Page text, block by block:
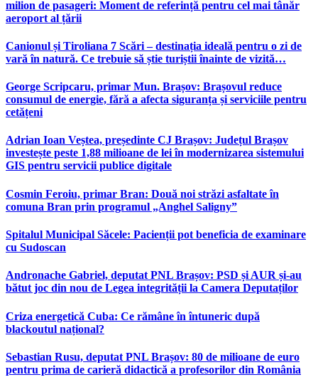
milion de pasageri: Moment de referință pentru cel mai tânăr
aeroport al țării
Canionul și Tiroliana 7 Scări – destinația ideală pentru o zi de
vară în natură. Ce trebuie să știe turiștii înainte de vizită…
George Scripcaru, primar Mun. Brașov: Brașovul reduce
consumul de energie, fără a afecta siguranța și serviciile pentru
cetățeni
Adrian Ioan Veștea, președinte CJ Brașov: Județul Brașov
investește peste 1,88 milioane de lei în modernizarea sistemului
GIS pentru servicii publice digitale
Cosmin Feroiu, primar Bran: Două noi străzi asfaltate în
comuna Bran prin programul „Anghel Saligny”
Spitalul Municipal Săcele: Pacienții pot beneficia de examinare
cu Sudoscan
Andronache Gabriel, deputat PNL Brașov: PSD și AUR și-au
bătut joc din nou de Legea integrității la Camera Deputaților
Criza energetică Cuba: Ce rămâne în întuneric după
blackoutul național?
Sebastian Rusu, deputat PNL Brașov: 80 de milioane de euro
pentru prima de carieră didactică a profesorilor din România